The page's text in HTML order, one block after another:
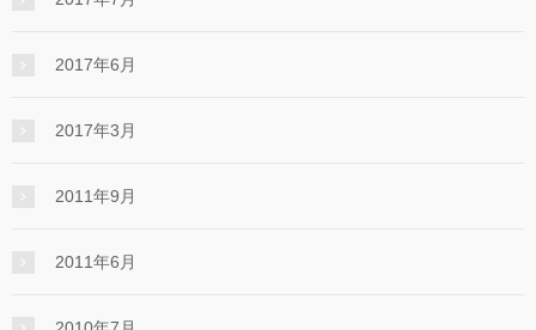
2017年6月
2017年3月
2011年9月
2011年6月